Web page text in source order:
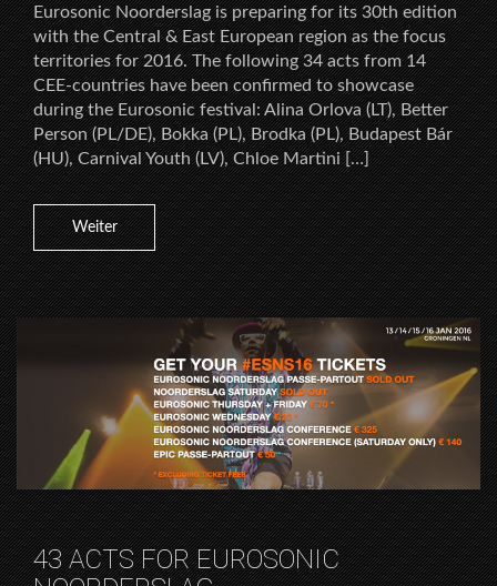
Eurosonic Noorderslag is preparing for its 30th edition
with the Central & East European region as the focus
territories for 2016. The following 34 acts from 14
CEE-countries have been confirmed to showcase
during the Eurosonic festival: Alina Orlova (LT), Better
Person (PL/DE), Bokka (PL), Brodka (PL), Budapest Bár
(HU), Carnival Youth (LV), Chloe Martini […]
Weiter
43 ACTS FOR EUROSONIC